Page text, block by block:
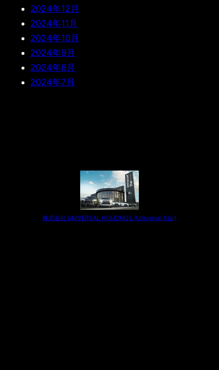
2024年12月
2024年11月
2024年10月
2024年9月
2024年8月
2024年7月
株式会社 UNIVERSAL HOLDINGS (Universal Star)